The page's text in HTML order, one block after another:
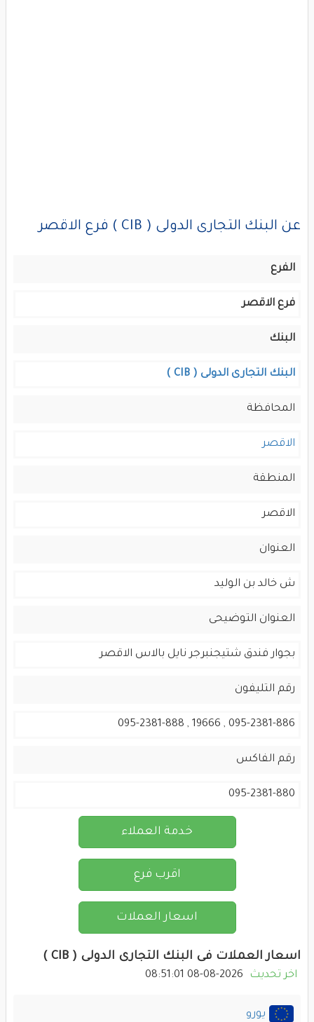
عن البنك التجارى الدولى ( CIB ) فرع الاقصر
الفرع
فرع الاقصر
البنك
البنك التجارى الدولى ( CIB )
المحافظة
الاقصر
المنطقة
الاقصر
العنوان
ش خالد بن الوليد
العنوان التوضيحى
بجوار فندق شتيجنبرجر نايل بالاس الاقصر
رقم التليفون
095-2381-886 , 19666 , 095-2381-888
رقم الفاكس
095-2381-880
خدمة العملاء
اقرب فرع
اسعار العملات
اسعار العملات فى البنك التجارى الدولى ( CIB )
اخر تحديث 2026-08-08 08:51:01
يورو